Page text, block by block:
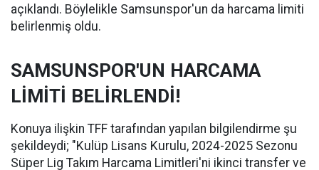
açıklandı. Böylelikle Samsunspor'un da harcama limiti
belirlenmiş oldu.
SAMSUNSPOR'UN HARCAMA
LİMİTİ BELİRLENDİ!
Konuya ilişkin TFF tarafından yapılan bilgilendirme şu
şekildeydi; "Kulüp Lisans Kurulu, 2024-2025 Sezonu
Süper Lig Takım Harcama Limitleri'ni ikinci transfer ve